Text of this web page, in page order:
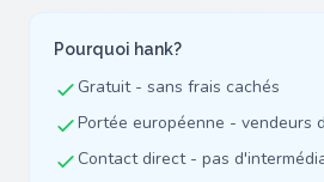
Pourquoi hank?
Gratuit - sans frais cachés
Portée européenne - vendeurs
Contact direct - pas